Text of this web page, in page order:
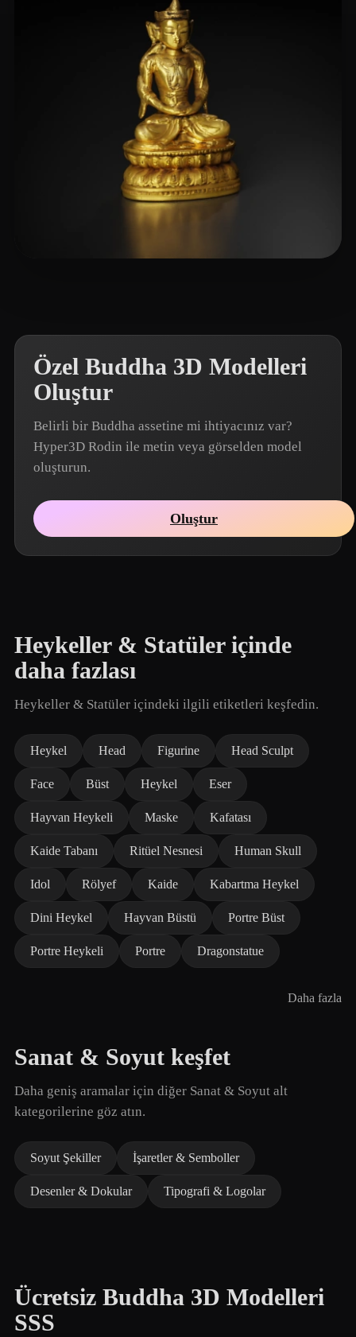
Özel Buddha 3D Modelleri
Oluştur
Belirli bir Buddha assetine mi ihtiyacınız var?
Hyper3D Rodin ile metin veya görselden model
oluşturun.
Oluştur
Heykeller & Statüler içinde
daha fazlası
Heykeller & Statüler içindeki ilgili etiketleri keşfedin.
Heykel Head Figurine Head Sculpt
Face Büst Heykel Eser
Hayvan Heykeli Maske Kafatası
Kaide Tabanı Ritüel Nesnesi Human Skull
Idol Rölyef Kaide Kabartma Heykel
Dini Heykel Hayvan Büstü Portre Büst
Portre Heykeli Portre Dragonstatue
Daha fazla
Sanat & Soyut keşfet
Daha geniş aramalar için diğer Sanat & Soyut alt
kategorilerine göz atın.
Soyut Şekiller İşaretler & Semboller
Desenler & Dokular Tipografi & Logolar
Ücretsiz Buddha 3D Modelleri
SSS